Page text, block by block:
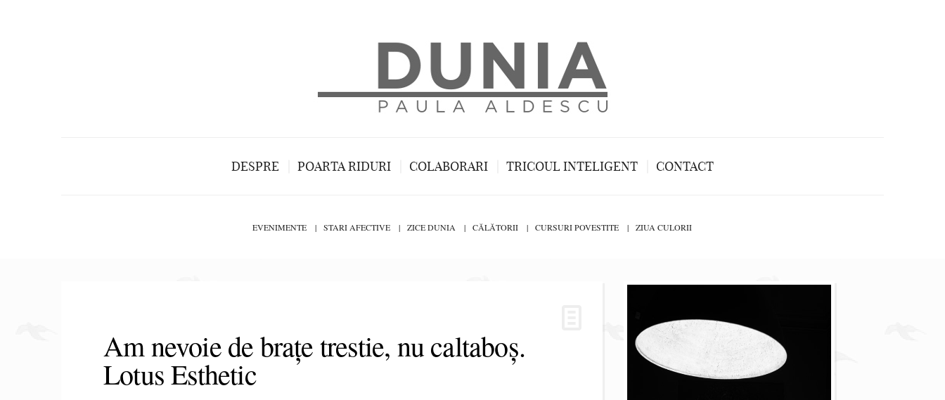
DESPRE POARTA RIDURI COLABORARI TRICOUL INTELIGENT CONTACT
EVENIMENTE STARI AFECTIVE ZICE DUNIA CĂLĂTORII CURSURI POVESTITE ZIUA CULORII
Am nevoie de brațe trestie, nu caltaboș.
Lotus Esthetic